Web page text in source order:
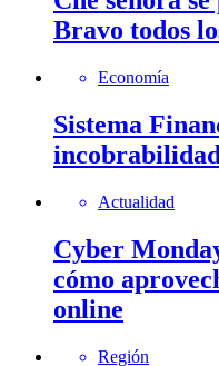
Bravo todos
Economía
Sistema
Actualidad
Cyber
cómo
online
Región